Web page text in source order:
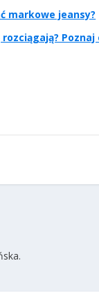
markowe jeansy?
rozciągają?